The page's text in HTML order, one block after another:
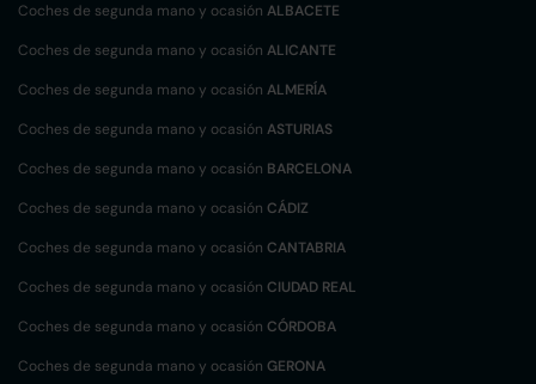
Coches de segunda mano y ocasión ALBACETE
Coches de segunda mano y ocasión ALICANTE
Coches de segunda mano y ocasión ALMERÍA
Coches de segunda mano y ocasión ASTURIAS
Coches de segunda mano y ocasión BARCELONA
Coches de segunda mano y ocasión CÁDIZ
Coches de segunda mano y ocasión CANTABRIA
Coches de segunda mano y ocasión CIUDAD REAL
Coches de segunda mano y ocasión CÓRDOBA
Coches de segunda mano y ocasión GERONA